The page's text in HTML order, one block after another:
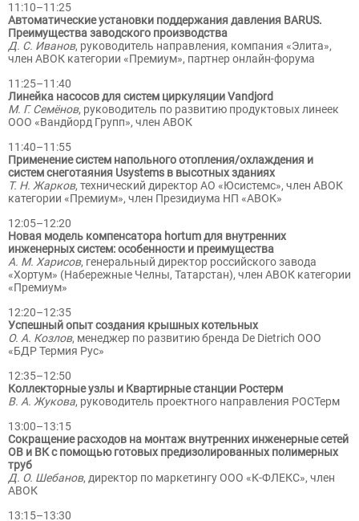
11:10–11:25
Автоматические установки поддержания давления BARUS.
Преимущества заводского производства
Д. С. Иванов, руководитель направления, компания «Элита»,
член АВОК категории «Премиум», партнер онлайн-форума
11:25–11:40
Линейка насосов для систем циркуляции Vandjord
М. Г. Семёнов, руководитель по развитию продуктовых линеек
ООО «Вандйорд Групп», член АВОК
11:40–11:55
Применение систем напольного отопления/охлаждения и
систем снеготаяния Usystems в высотных зданиях
Т. Н. Жарков, технический директор АО «Юсистемс», член АВОК
категории «Премиум», член Президиума НП «АВОК»
12:05–12:20
Новая модель компенсатора hortum для внутренних
инженерных систем: особенности и преимущества
А. М. Харисов, генеральный директор российского завода
«Хортум» (Набережные Челны, Татарстан), член АВОК категории
«Премиум»
12:20–12:35
Успешный опыт создания крышных котельных
О. А. Козлов, менеджер по развитию бренда De Dietrich ООО
«БДР Термия Рус»
12:35–12:50
Коллекторные узлы и Квартирные станции Ростерм
В. А. Жукова, руководитель проектного направления РОСТерм
13:00–13:15
Сокращение расходов на монтаж внутренних инженерные сетей
ОВ и ВК с помощью готовых предизолированных полимерных
труб
Д. О. Шебанов, директор по маркетингу ООО «К-ФЛЕКС», член
АВОК
13:15–13:30